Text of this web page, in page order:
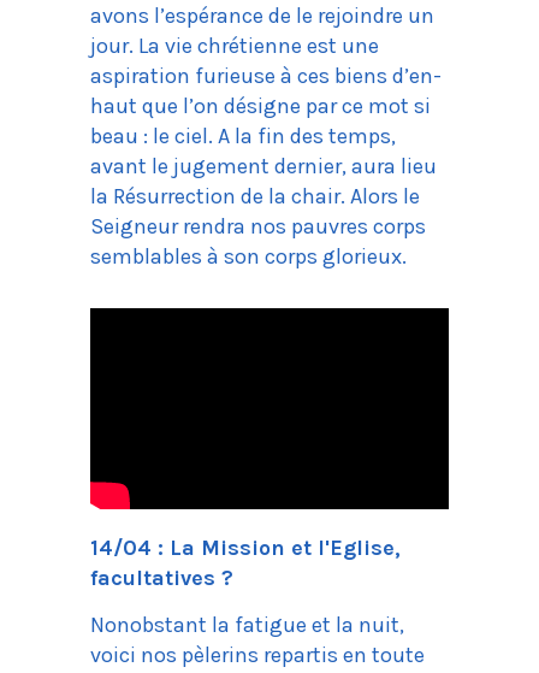
avons l’espérance de le rejoindre un
jour. La vie chrétienne est une
aspiration furieuse à ces biens d’en-
haut que l’on désigne par ce mot si
beau : le ciel. A la fin des temps,
avant le jugement dernier, aura lieu
la Résurrection de la chair. Alors le
Seigneur rendra nos pauvres corps
semblables à son corps glorieux.
14/04 : La Mission et l'Eglise,
facultatives ?
Nonobstant la fatigue et la nuit,
voici nos pèlerins repartis en toute